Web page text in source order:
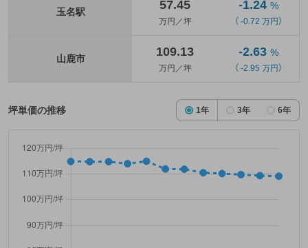
玉名駅 57.45
万円／坪
-1.24 %
（ -0.72 万円）
山鹿市 109.13
万円／坪
-2.63 %
（ -2.95 万円）
坪単価の推移 1年 3年 6年